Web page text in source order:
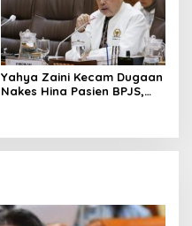
Yahya Zaini Kecam Dugaan
Nakes Hina Pasien BPJS,